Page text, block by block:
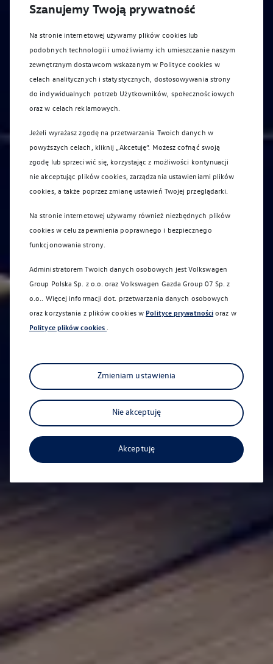
Promocje serwisowe
Sprawdź aktualne promocje
serwisowe
Car detailing
Wyjątkowa oferta dla Twojego
Szanujemy Twoją prywatność
Na stronie internetowej używamy plików cookies lub
podobnych technologii i umożliwiamy ich umieszczanie naszym
zewnętrznym dostawcom wskazanym w Polityce cookies w
celach analitycznych i statystycznych, dostosowywania strony
do indywidualnych potrzeb Użytkowników, społecznościowych
oraz w celach reklamowych.
Jeżeli wyrażasz zgodę na przetwarzania Twoich danych w
powyższych celach, kliknij „Akcetuję”. Możesz cofnąć swoją
zgodę lub sprzeciwić się, korzystając z możliwości kontynuacji
nie akceptując plików cookies, zarządzania ustawieniami plików
cookies, a także poprzez zmianę ustawień Twojej przeglądarki.
Na stronie internetowej używamy również niezbędnych plików
cookies w celu zapewnienia poprawnego i bezpiecznego
funkcjonowania strony.
Administratorem Twoich danych osobowych jest Volkswagen
Group Polska Sp. z o.o. oraz Volkswagen Gazda Group 07 Sp. z
o.o.
. Więcej informacji dot. przetwarzania danych osobowych
oraz korzystania z plików cookies w Polityce prywatności oraz w
Polityce plików cookies
Zmieniam ustawienia
Nie akceptuję
Akceptuję